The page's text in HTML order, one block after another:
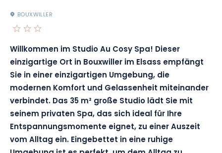
BOUXWILLER
Willkommen im Studio Au Cosy Spa! Dieser
einzigartige Ort in Bouxwiller im Elsass empfängt
Sie in einer einzigartigen Umgebung, die
modernen Komfort und Gelassenheit miteinander
verbindet. Das 35 m² große Studio lädt Sie mit
seinem privaten Spa, das sich ideal für Ihre
Entspannungsmomente eignet, zu einer Auszeit
vom Alltag ein. Eingebettet in eine ruhige